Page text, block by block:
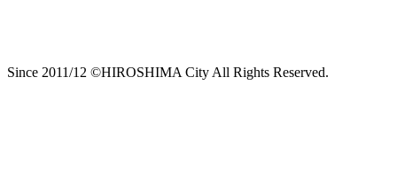
Since 2011/12 ©HIROSHIMA City All Rights Reserved.